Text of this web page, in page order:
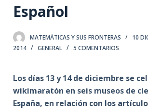
n
Español
MATEMÁTICAS Y SUS FRONTERAS
10
2014
GENERAL 5 COMENTARIOS
Los días 13 y 14 de diciembre se
wikimaratón en seis museos de
España, en relación con los